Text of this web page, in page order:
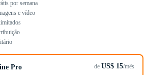
por semana
e vídeo
Pro de US$ 15/mês